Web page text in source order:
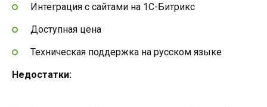
Интеграция с сайтами на 1С-Битрикс
Доступная цена
Техническая поддержка на русском языке
Недостатки: